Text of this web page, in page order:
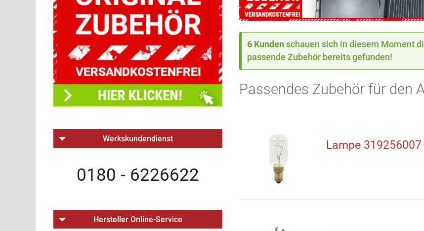
6 Kunden schauen sich in diesem Moment
passende Zubehör bereits gefunden!
Passendes Zubehör für den
Lampe 319256007
Werkskundendienst
0180 - 6226622
Hersteller Online-Service